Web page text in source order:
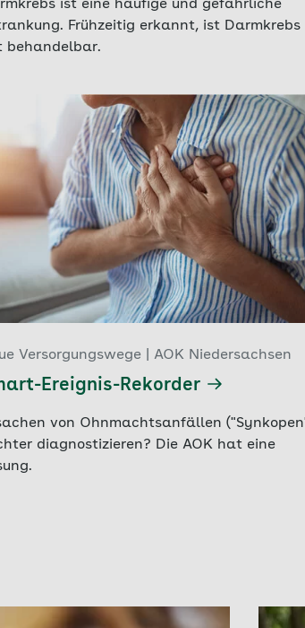
ist eine häufige und gefährliche
Frühzeitig erkannt, ist Darmkrebs
behandelbar.
Versorgungswege | AOK Niedersachsen
Ereignis-Rekorder
von Ohnmachtsanfällen
diagnostizieren? Die AOK hat eine